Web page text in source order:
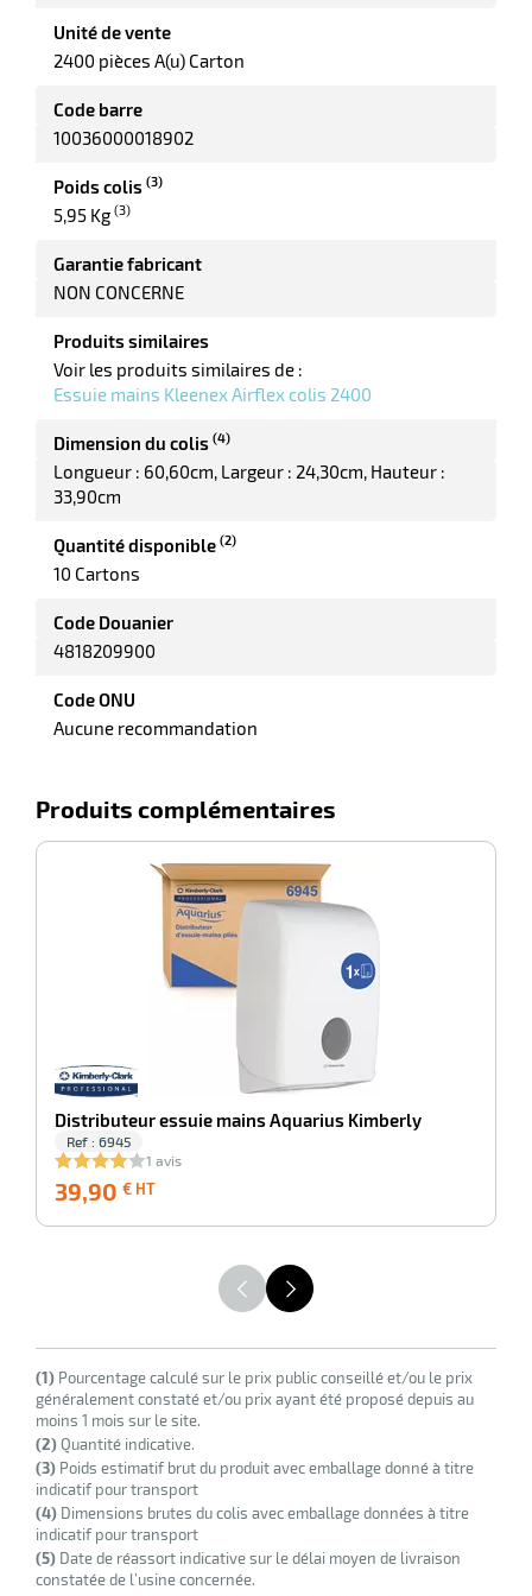
Unité de vente
2400 pièces A(u) Carton
Code barre
10036000018902
Poids colis (3)
5,95 Kg (3)
Garantie fabricant
NON CONCERNE
Produits similaires
Voir les produits similaires de :
Essuie mains Kleenex Airflex colis 2400
Dimension du colis (4)
Longueur : 60,60cm Largeur : 24,30cm Hauteur :
33,90cm
Quantité disponible (2)
10 Cartons
Code Douanier
4818209900
Code ONU
Aucune recommandation
Produits complémentaires
Distributeur essuie mains Aquarius Kimberly
Ref : 6945
1 avis
39,90 € HT
HT
(1) Pourcentage calculé sur le prix public conseillé et/ou le prix
généralement constaté et/ou prix ayant été proposé depuis au
moins 1 mois sur le site.
(2)Quantité indicative.
(3) Poids estimatif brut du produit avec emballage donné à titre
indicatif pour transport
(4) Dimensions brutes du colis avec emballage données à titre
indicatif pour transport
(5) Date de réassort indicative sur le délai moyen de livraison
constatée de l’usine concernée.